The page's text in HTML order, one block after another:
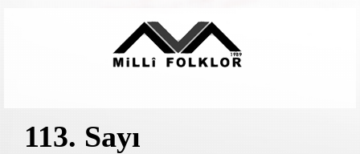
113. Sayı